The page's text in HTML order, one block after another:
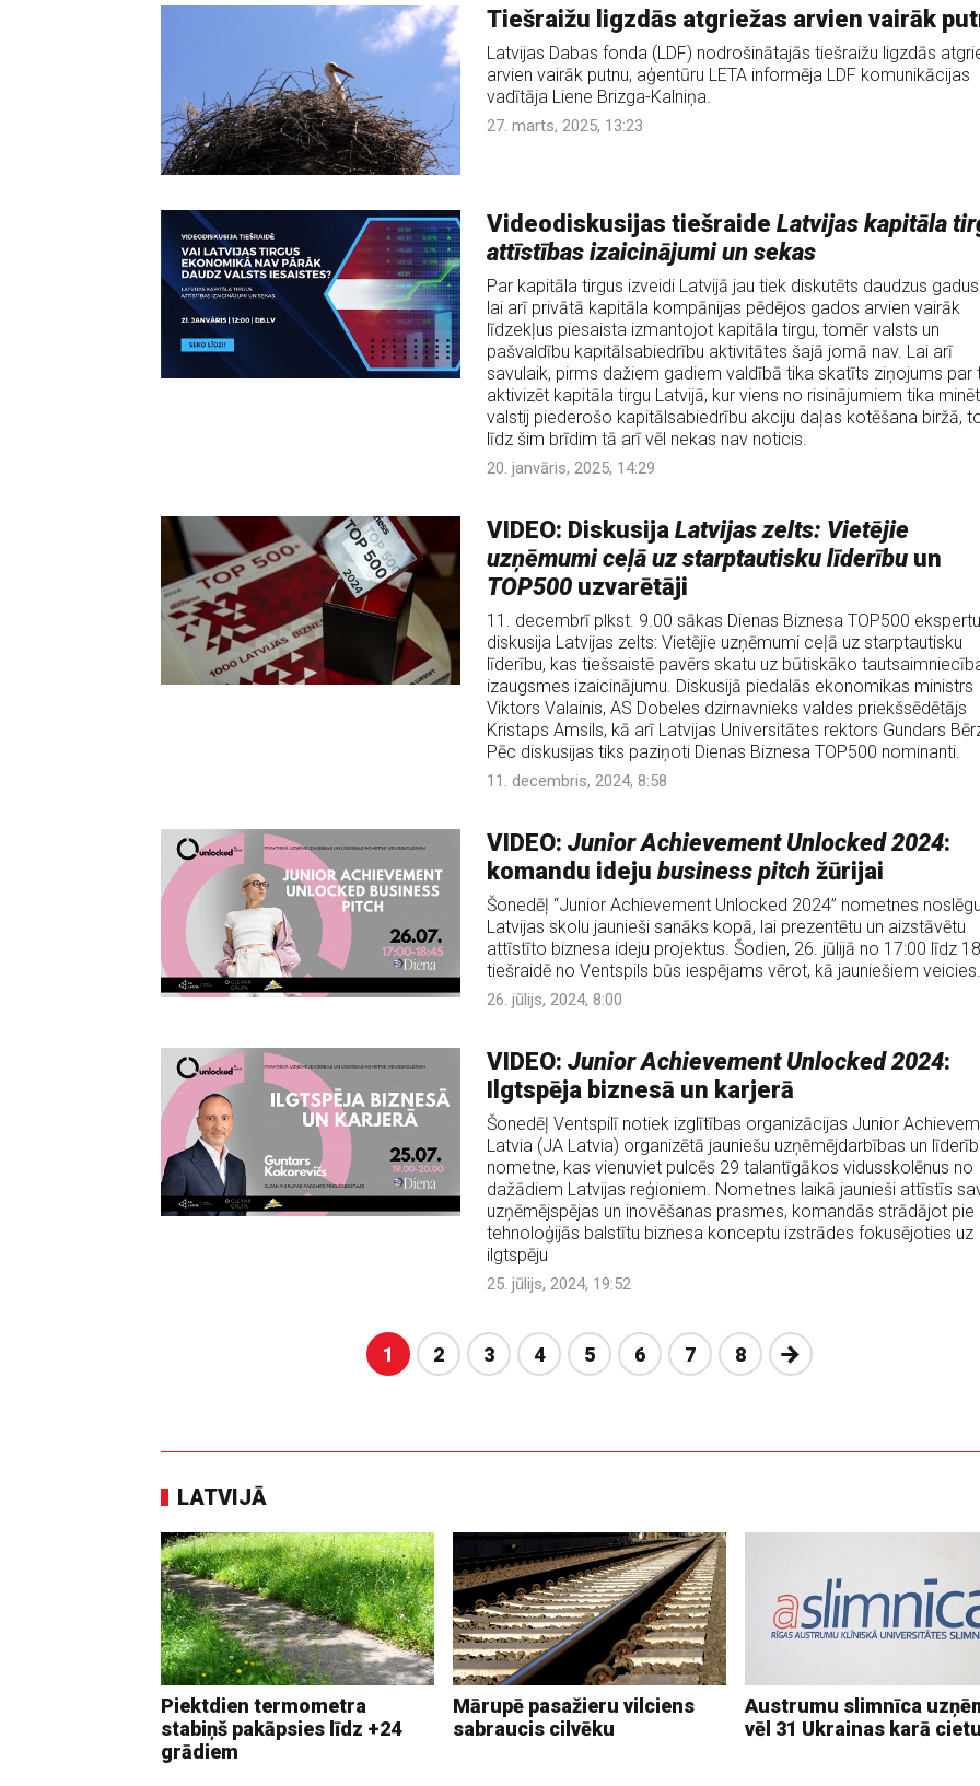
Tiešraižu ligzdās atgriežas arvien vairāk
Latvijas Dabas fonda (LDF) nodrošinātajās tiešraižu ligzdās
arvien vairāk putnu, aģentūru LETA informēja LDF komunikācijas
vadītāja Liene Brizga-Kalniņa.
27. marts, 2025, 13:23
Videodiskusijas tiešraide Latvijas kapitāla
attīstības izaicinājumi un sekas
Par kapitāla tirgus izveidi Latvijā jau tiek diskutēts daudzus gadus
lai arī privātā kapitāla kompānijas pēdējos gados arvien vairāk
līdzekļus piesaista izmantojot kapitāla tirgu, tomēr valsts un
pašvaldību kapitālsabiedrību aktivitātes šajā jomā nav. Lai arī
savulaik, pirms dažiem gadiem valdībā tika skatīts ziņojums par
aktivizēt kapitāla tirgu Latvijā, kur viens no risinājumiem tika
valstij piederošo kapitālsabiedrību akciju daļas kotēšana biržā,
līdz šim brīdim tā arī vēl nekas nav noticis.
20. janvāris, 2025, 14:29
VIDEO: Diskusija Latvijas zelts: Vietējie
uzņēmumi ceļā uz starptautisku līderībuun
TOP500uzvarētāji
11. decembrī plkst. 9.00 sākas Dienas Biznesa TOP500 ekspertu
diskusija Latvijas zelts: Vietējie uzņēmumi ceļā uz starptautisku
līderību, kas tiešsaistē pavērs skatu uz būtiskāko
izaugsmes izaicinājumu. Diskusijā piedalās ekonomikas ministrs
Viktors Valainis, AS Dobeles dzirnavnieks valdes priekšsēdētājs
Kristaps Amsils, kā arī Latvijas Universitātes rektors Gundars
Pēc diskusijas tiks paziņoti Dienas Biznesa TOP500 nominanti.
11. decembris, 2024, 8:58
VIDEO: Junior Achievement Unlocked 2024:
komandu ideju business pitchžūrijai
Šonedēļ “Junior Achievement Unlocked 2024” nometnes
Latvijas skolu jaunieši sanāks kopā, lai prezentētu un aizstāvētu
attīstīto biznesa ideju projektus. Šodien, 26. jūlijā no 17:00 līdz
tiešraidē no Ventspils būs iespējams vērot, kā jauniešiem veicies.
26. jūlijs, 2024, 8:00
VIDEO: Junior Achievement Unlocked 2024:
Ilgtspēja biznesā un karjerā
Šonedēļ Ventspilī notiek izglītības organizācijas Junior
Latvia (JA Latvia) organizētā jauniešu uzņēmējdarbības un
nometne, kas vienuviet pulcēs 29 talantīgākos vidusskolēnus no
dažādiem Latvijas reģioniem. Nometnes laikā jaunieši attīstīs
uzņēmējspējas un inovēšanas prasmes, komandās strādājot pie
tehnoloģijās balstītu biznesa konceptu izstrādes fokusējoties uz
ilgtspēju
25. jūlijs, 2024, 19:52
1 2 3 4 5 6 7 8 Nākošā
LATVIJĀ
Piektdien termometra
stabiņš pakāpsies līdz +24
grādiem
Mārupē pasažieru vilciens
sabraucis cilvēku
Austrumu slimnīca
vēl 31 Ukrainas karā